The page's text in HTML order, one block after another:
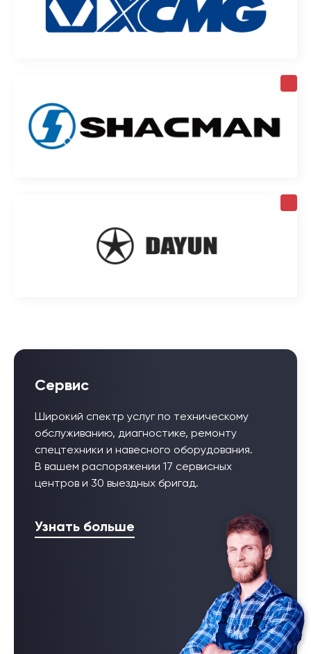
Сервис
Широкий спектр услуг по техническому
обслуживанию, диагностике, ремонту
спецтехники и навесного оборудования.
В вашем распоряжении 17 сервисных
центров и 30 выездных бригад.
Узнать больше